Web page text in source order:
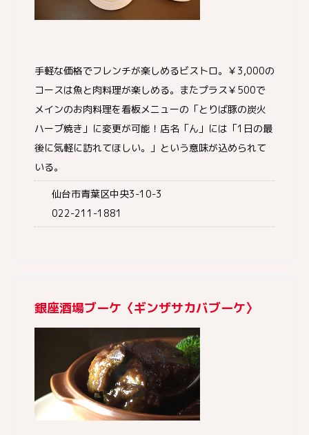
手軽な価格でフレンチが楽しめるビストロ。￥3,000の
コースは魚と肉料理が楽しめる。またプラス￥500で
メインのお肉料理を看板メニューの「とりば豚の炭火
ハーブ焼き」に変更が可能！店名「ん」には「1日の最
後に気軽に訪れてほしい。」という意味が込められて
いる。
仙台市青葉区中央3-10-3
022-211-1881
銀座酒場ブーケ〈ギンザサカバブーケ〉